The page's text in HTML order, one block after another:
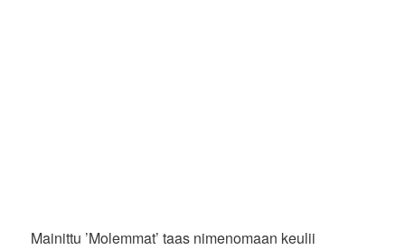
Mainittu ’Molemmat’ taas nimenomaan keulii